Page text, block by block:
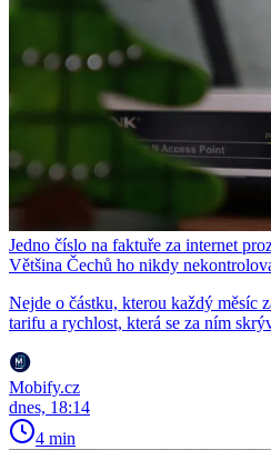
Jedno číslo na faktuře za internet
Většina Čechů ho nikdy
Nejde o částku, kterou každý měsíc
tarifu a rychlost, která se za ním
Mobify.cz
dnes, 18:14
4 min